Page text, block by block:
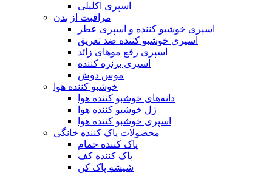
اسپری اکلیلی
مراقبت از بدن
اسپری خوشبو کننده و اسپری عطر
اسپری خوشبو کننده ضد تعریق
اسپری رفع موهای زائد
اسپری برنزه کننده
موس دوش
خوشبو کننده هوا
دانه‌های خوشبو کننده هوا
ژل خوشبو کننده هوا
اسپری خوشبو کننده هوا
محصولات پاک کننده خانگی
پاک کننده حمام
پاک کننده کف
شیشه پاک کن